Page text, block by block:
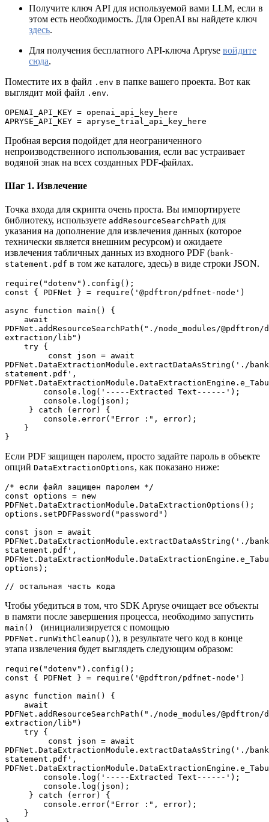
Получите ключ API для используемой вами LLM, если в
этом есть необходимость. Для OpenAI вы найдете ключ
здесь.
Для получения бесплатного API-ключа Apryse войдите
сюда.
Поместите их в файл .env в папке вашего проекта. Вот как
выглядит мой файл .env.
OPENAI_API_KEY = openai_api_key_here
APRYSE_API_KEY = apryse_trial_api_key_here
Пробная версия подойдет для неограниченного
непроизводственного использования, если вас устраивает
водяной знак на всех созданных PDF-файлах.
Шаг 1. Извлечение
Точка входа для скрипта очень проста. Вы импортируете
библиотеку, используете addResourceSearchPath для
указания на дополнение для извлечения данных (которое
технически является внешним ресурсом) и ожидаете
извлечения табличных данных из входного PDF (bank-
statement.pdf в том же каталоге, здесь) в виде строки JSON.
require("dotenv").config();
const { PDFNet } = require('@pdftron/pdfnet-node')
async function main() {
PDFNet.addResourceSearchPath("./node_modules/@pdftron/
extraction/lib")
    try {
PDFNet.DataExtractionModule.extractDataAsString('./
statement.pdf',
        console.log('-----Extracted Text------');
        console.log(json);
     } catch (error) {
        console.error("Error :", error);
    }
}
Если PDF защищен паролем, просто задайте пароль в объекте
опций DataExtractionOptions, как показано ниже:
/* если файл защищен паролем */
const options = new
PDFNet.DataExtractionModule.DataExtractionOptions();
options.setPDFPassword("password")
const json = await
PDFNet.DataExtractionModule.extractDataAsString('./
statement.pdf',
options);
// остальная часть кода
Чтобы убедиться в том, что SDK Apryse очищает все объекты
в памяти после завершения процесса, необходимо запустить
main() (инициализируется с помощью
PDFNet.runWithCleanup() ), в результате чего код в конце
этапа извлечения будет выглядеть следующим образом:
require("dotenv").config();
const { PDFNet } = require('@pdftron/pdfnet-node')
async function main() {
PDFNet.addResourceSearchPath("./node_modules/@pdftron/
extraction/lib")
    try {
PDFNet.DataExtractionModule.extractDataAsString('./
statement.pdf',
        console.log('-----Extracted Text------');
        console.log(json);
     } catch (error) {
        console.error("Error :", error);
    }